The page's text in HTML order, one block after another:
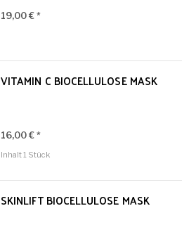
19,00 € *
VITAMIN C BIOCELLULOSE MASK
16,00 € *
Inhalt1 Stück
SKINLIFT BIOCELLULOSE MASK